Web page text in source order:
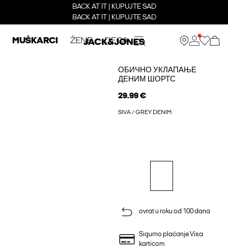
BACK AT IT | KUPUJTE SAD
BACK AT IT | KUPUJTE SAD
MUŠKARCI ŽENE DECA
ОБИЧНО УКЛАПАЊЕ
ДЕНИМ ШОРТС
29.99 €
SIVA / GREY DENIM
ovrat u roku od 100 dana
Sigurno plaćanje Visa
karticom